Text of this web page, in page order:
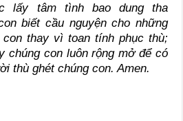
lấy tâm tình bao dung tha
biết cầu nguyện cho những
thay vì toan tính phục thù;
chúng con luôn rộng mở để có
thù ghét chúng con. Amen.